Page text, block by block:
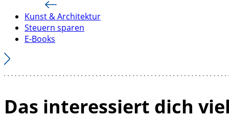
Kunst & Architektur
Steuern sparen
E-Books
Das interessiert dich